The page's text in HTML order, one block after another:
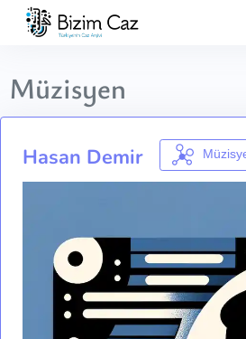
Müzisyen
Hasan Demir